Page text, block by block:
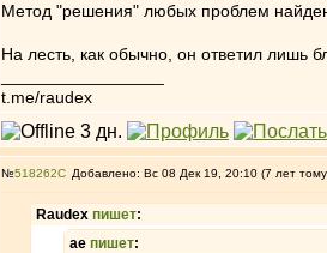
Метод "решения" любых проблем
На лесть, как обычно, он ответил лишь
t.me/raudex
№518262 Добавлено: Вс 08 Дек 19, 20:10 (7 лет
Raudex пишет:
ae пишет: